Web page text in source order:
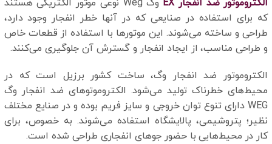
الکتروموتور ضد انفجار EX
وگ Weg نوعی موتور الکتریکی هستند
که برای استفاده در صنایعی که در آنها خطر انفجار وجود دارد،
طراحی و ساخته می‌شوند. این موتورها با استفاده از قطعات خاص
و طراحی مناسب، از ایجاد انفجار و گسترش آن جلوگیری می‌کنند.
الکتروموتور ضد انفجار وگ، ساخت کشور برزیل است که در
محیط‌های خطرناک تولید می‌شود. الکتروموتوهای ضد انفجار وگ
WEG دارای تنوع توان خروجی و سایز فریم بوده و در صنایع مختلف
نظیر؛ پتروشیمی، پالایشگاه استفاده می‌شوند. به خصوص، برای
کار در محیط‌هایی با حضور جوهای انفجاری طراحی شده است.